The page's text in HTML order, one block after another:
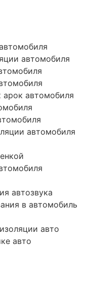
автомобиля
автомобиля
автомобиля
автозвука
в автомобиль
авто
авто